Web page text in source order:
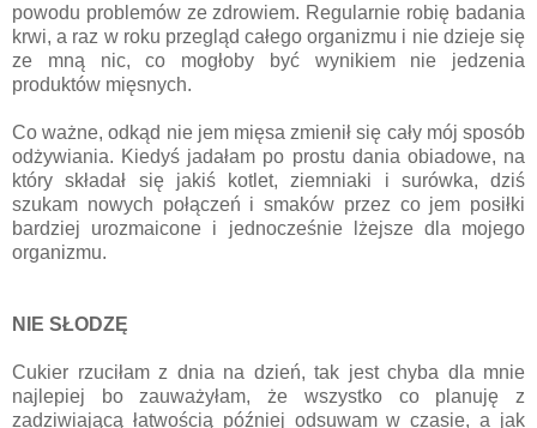
powodu problemów ze zdrowiem. Regularnie robię badania
krwi, a raz w roku przegląd całego organizmu i nie dzieje się
ze mną nic, co mogłoby być wynikiem nie jedzenia
produktów mięsnych.
Co ważne, odkąd nie jem mięsa zmienił się cały mój sposób
odżywiania. Kiedyś jadałam po prostu dania obiadowe, na
który składał się jakiś kotlet, ziemniaki i surówka, dziś
szukam nowych połączeń i smaków przez co jem posiłki
bardziej urozmaicone i jednocześnie lżejsze dla mojego
organizmu.
NIE SŁODZĘ
Cukier rzuciłam z dnia na dzień, tak jest chyba dla mnie
najlepiej bo zauważyłam, że wszystko co planuję z
zadziwiającą łatwością później odsuwam w czasie, a jak